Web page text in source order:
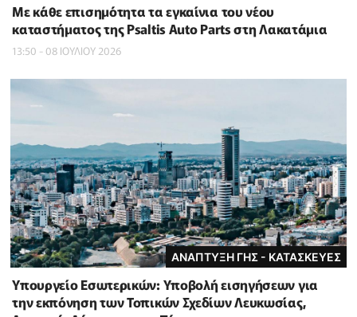
Με κάθε επισημότητα τα εγκαίνια του νέου
καταστήματος της Psaltis Auto Parts στη Λακατάμια
13:50 - 08 ΙΟΥΛΙΟΥ 2026
ΑΝΑΠΤΥΞΗ ΓΗΣ - ΚΑΤΑΣΚΕΥΕΣ
Υπουργείο Εσωτερικών: Υποβολή εισηγήσεων για
την εκπόνηση των Τοπικών Σχεδίων Λευκωσίας,